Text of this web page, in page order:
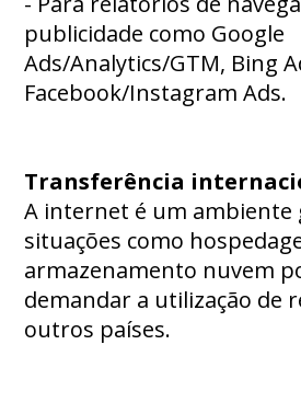
publicidade como Google
Ads/Analytics/GTM, Bing
Facebook/Instagram Ads.
Transferência
A internet é um ambiente
situações como
armazenamento nuvem
demandar a utilização de
outros países.